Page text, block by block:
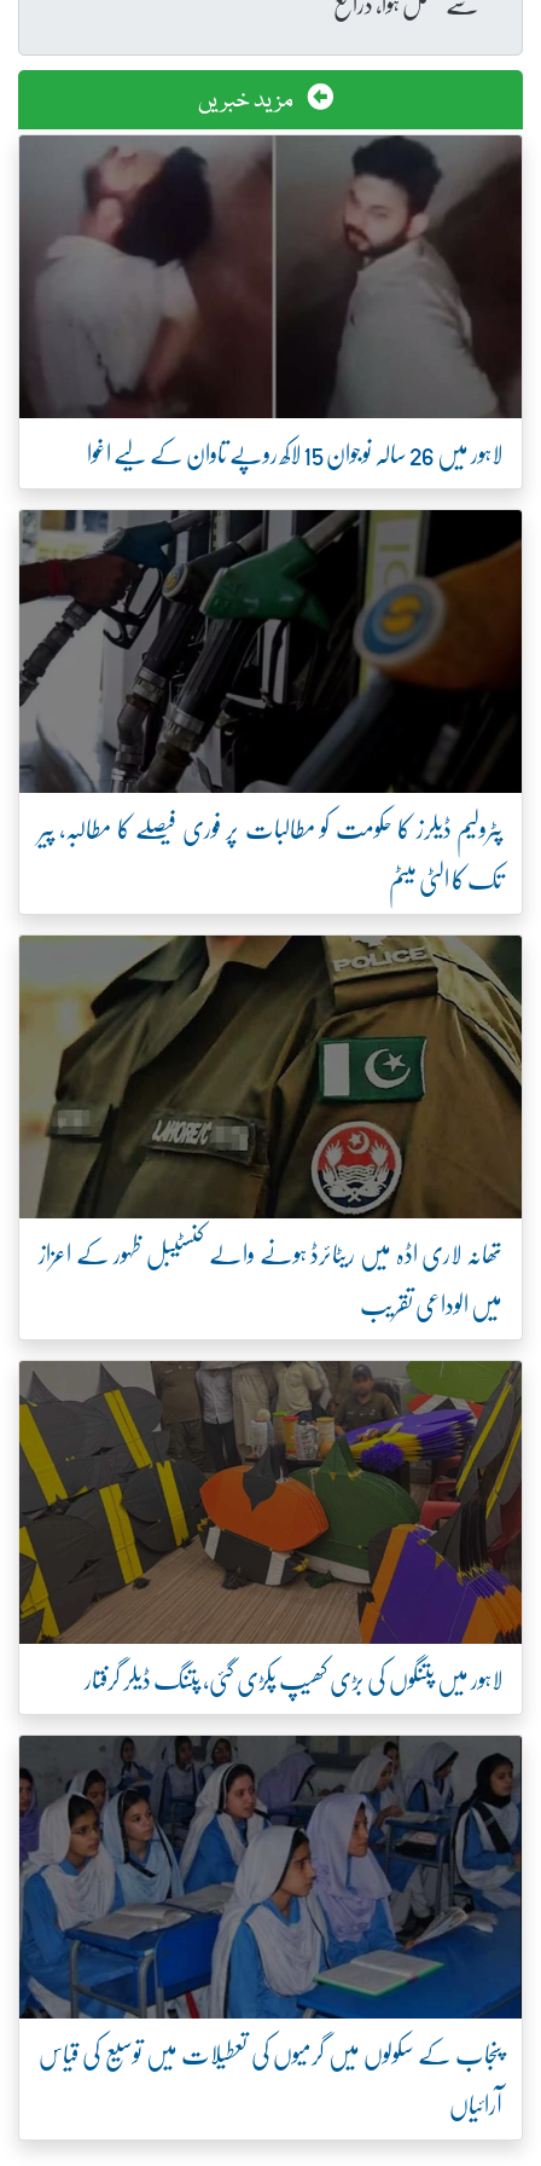
مزید خبریں
لاہور میں 26 سالہ نوجوان 15 لاکھ روپے تاوان کے لیے اغوا
پٹرولیم ڈیلرز کا حکومت کو مطالبات پر فوری فیصلے کا مطالبہ، پیر
تک کا الٹی میٹم
تھانہ لاری اڈہ میں ریٹائرڈ ہونے والے کنسٹیبل ظہور کے اعزاز
میں الوداعی تقریب
لاہور میں پتنگوں کی بڑی کھیپ پکڑی گئی، پتنگ ڈیلر گرفتار
پنجاب کے سکولوں میں گرمیوں کی تعطیلات میں توسیع کی قیاس
آرائیاں